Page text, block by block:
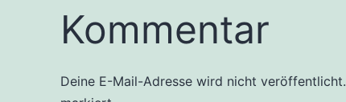
Kommentar
Deine E-Mail-Adresse wird nicht veröffentlicht.